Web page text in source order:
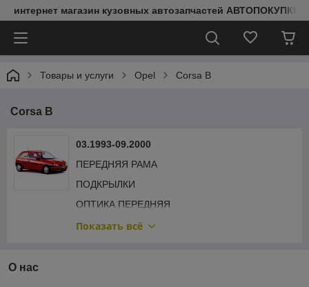
интернет магазин кузовных автозапчастей АВТОПОКУПКИ
Товары и услуги Opel Corsa B
Corsa B
03.1993-09.2000
ПЕРЕДНЯЯ РАМА
ПОДКРЫЛКИ
ОПТИКА ПЕРЕДНЯЯ
КАПОТ И ДЕТАЛИ
Показать всё
О нас